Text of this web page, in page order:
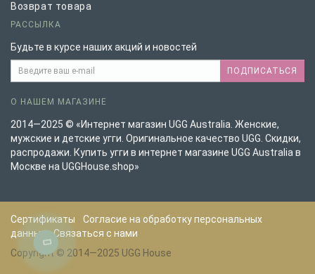
Возврат товара
РАССЫЛКА
Будьте в курсе наших акций и новостей
ПОДПИСАТЬСЯ
О НАШЕМ МАГАЗИНЕ
2014—2025 © «Интернет магазин UGG Australia. Женские,
мужские и детские угги. Оригинальное качество UGG. Скидки,
распродажи. Купить угги в интернет магазине UGG Australia в
Москве на UGGHouse.shop»
Сертификаты
Согласие на обработку персональных
данных
Связаться с нами
Copyright © 2014—2025 UGG House